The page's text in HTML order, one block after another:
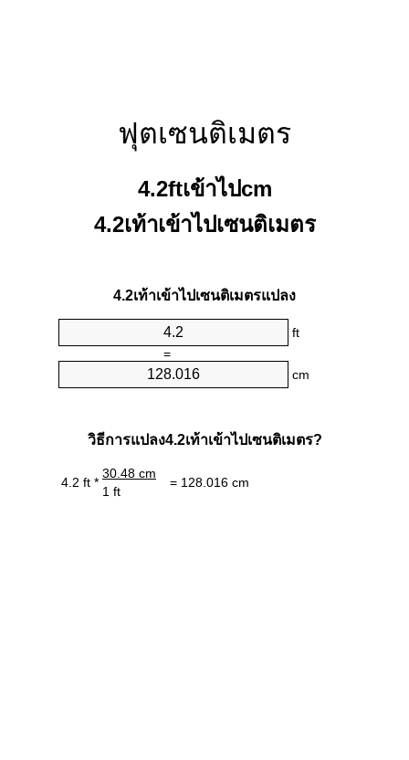
ฟุตเซนติเมตร
4.2ftเข้าไปcm
4.2เท้าเข้าไปเซนติเมตร
4.2เท้าเข้าไปเซนติเมตรแปลง
ft
=
cm
วิธีการแปลง4.2เท้าเข้าไปเซนติเมตร?
4.2 ft *
30.48 cm
= 128.016 cm
1 ft